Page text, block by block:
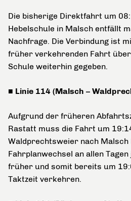
Die bisherige Direktfahrt um
Hebelschule in Malsch entfällt
Nachfrage. Die Verbindung ist
früher verkehrenden Fahrt über
Schule weiterhin gegeben.
■ Linie 114 (Malsch –
Aufgrund der früheren
Rastatt muss die Fahrt um
Waldprechtsweier nach Malsch
Fahrplanwechsel an allen
früher und somit bereits um
Taktzeit verkehren.